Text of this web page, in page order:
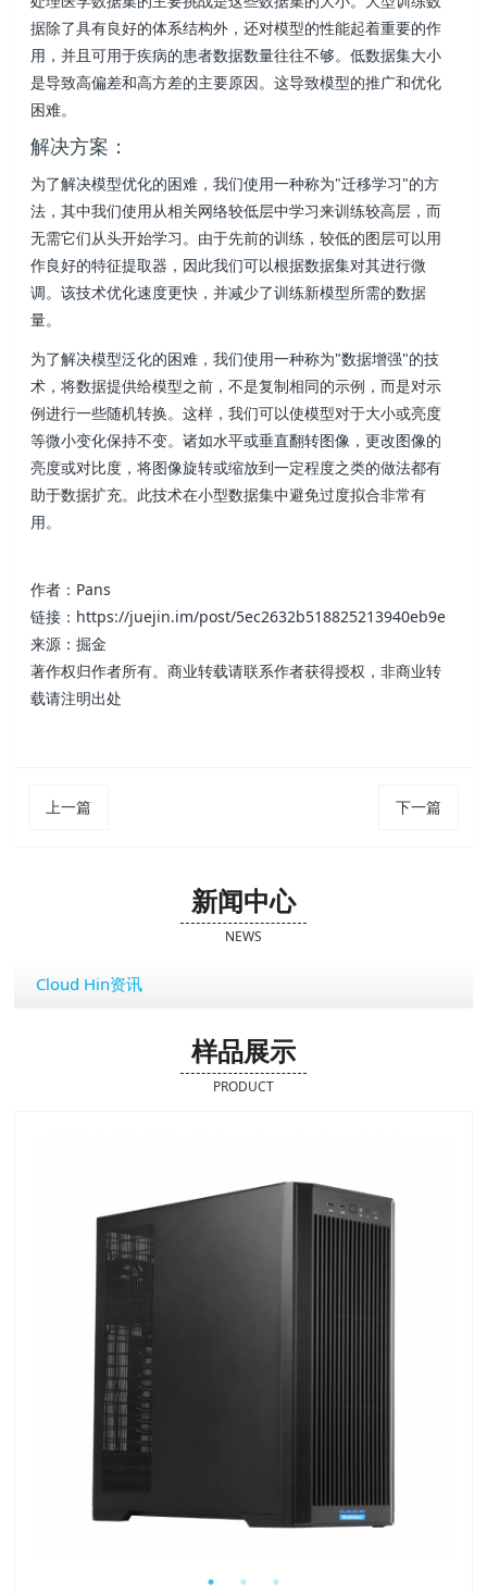
据除了具有良好的体系结构外，还对模型的性能起着重要的作
用，并且可用于疾病的患者数据数量往往不够。低数据集大小
是导致高偏差和高方差的主要原因。这导致模型的推广和优化
困难。
解决方案：
为了解决模型优化的困难，我们使用一种称为"迁移学习"的方
法，其中我们使用从相关网络较低层中学习来训练较高层，而
无需它们从头开始学习。由于先前的训练，较低的图层可以用
作良好的特征提取器，因此我们可以根据数据集对其进行微
调。该技术优化速度更快，并减少了训练新模型所需的数据
量。
为了解决模型泛化的困难，我们使用一种称为"数据增强"的技
术，将数据提供给模型之前，不是复制相同的示例，而是对示
例进行一些随机转换。这样，我们可以使模型对于大小或亮度
等微小变化保持不变。诸如水平或垂直翻转图像，更改图像的
亮度或对比度，将图像旋转或缩放到一定程度之类的做法都有
助于数据扩充。此技术在小型数据集中避免过度拟合非常有
用。
作者：Pans
链接：https://juejin.im/post/5ec2632b518825213940eb9e
来源：掘金
著作权归作者所有。商业转载请联系作者获得授权，非商业转
载请注明出处
上一篇 下一篇
新闻中心
NEWS
Cloud Hin资讯
样品展示
PRODUCT